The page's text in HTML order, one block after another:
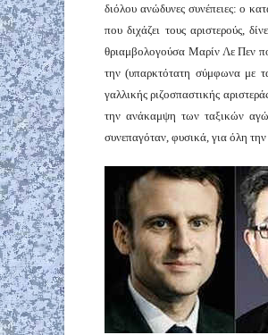
διόλου ανώδυνες συνέπειες: ο
που διχάζει τους αριστερούς,
θριαμβολογούσα Μαρίν Λε Πεν
την (υπαρκτότατη σύμφωνα με
γαλλικής ριζοσπαστικής
την ανάκαμψη των ταξικών
συνεπαγόταν, φυσικά, για όλη